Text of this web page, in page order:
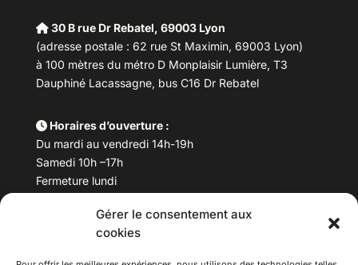
Gérer le consentement aux
cookies
30 B rue Dr Rebatel, 69003 Lyon
(adresse postale : 62 rue St Maximin, 69003 Lyon)
à 100 mètres du métro D Monplaisir Lumière, T3
Dauphiné Lacassagne, bus C16 Dr Rebatel
Horaires d’ouverture :
Du mardi au vendredi 14h-19h
Samedi 10h –17h
Fermeture lundi
Téléphone : 04 78 53 06 40
maisondesculturesasiatiques@asiexpo.com